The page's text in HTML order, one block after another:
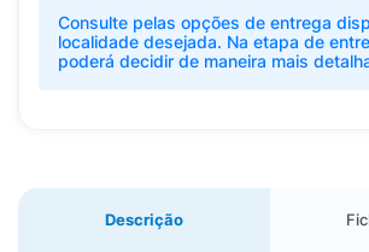
Consulte pelas opções de entrega
localidade desejada. Na etapa de
poderá decidir de maneira mais
Descrição